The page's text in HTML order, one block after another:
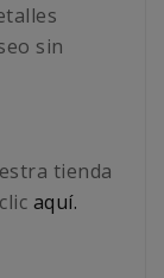
sin
tienda
aquí.